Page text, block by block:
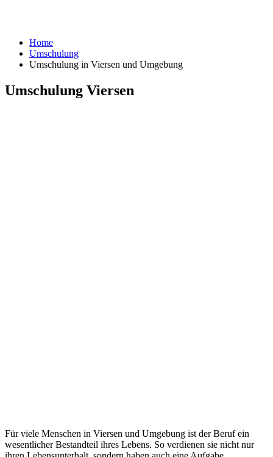
Home
Umschulung
Umschulung in Viersen und Umgebung
Umschulung Viersen
Für viele Menschen in Viersen und Umgebung ist der Beruf ein
wesentlicher Bestandteil ihres Lebens. So verdienen sie nicht nur